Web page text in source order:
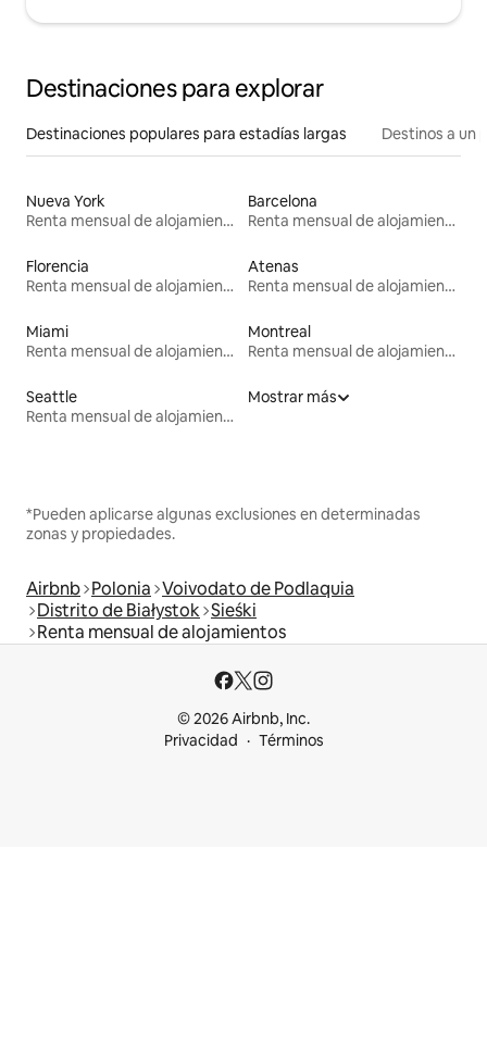
Destinaciones para explorar
Destinaciones populares para estadías largas Destinos a un
Nueva York
Renta mensual de alojamientos
Barcelona
Renta mensual de alojamientos
Florencia
Renta mensual de alojamientos
Atenas
Renta mensual de alojamientos
Miami
Renta mensual de alojamientos
Montreal
Renta mensual de alojamientos
Seattle
Renta mensual de alojamientos
Mostrar más
*Pueden aplicarse algunas exclusiones en determinadas
zonas y propiedades.
Airbnb Polonia Voivodato de Podlaquia
Distrito de Białystok Sieśki
Renta mensual de alojamientos
© 2026 Airbnb, Inc.
Privacidad
Términos